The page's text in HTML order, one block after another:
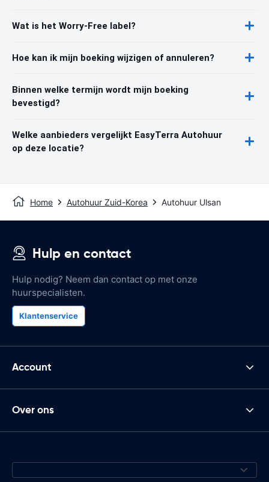
Wat is het Worry-Free label?
Hoe kan ik mijn boeking wijzigen of annuleren?
Binnen welke termijn wordt mijn boeking
bevestigd?
Welke aanbieders vergelijkt EasyTerra Autohuur
op deze locatie?
Home Autohuur Zuid-Korea Autohuur Ulsan
Hulp en contact
Hulp nodig? Neem dan contact op met onze
huurspecialisten.
Klantenservice
Account
Over ons